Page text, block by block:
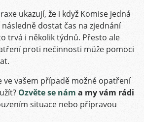
ukazují, že i když Komise jedná
následně dostat čas na zjednání
trvá i několik týdnů. Přesto ale
proti nečinnosti může pomoci
ve vašem případě možné opatření
Ozvěte se nám a my vám rádi
situace nebo přípravou